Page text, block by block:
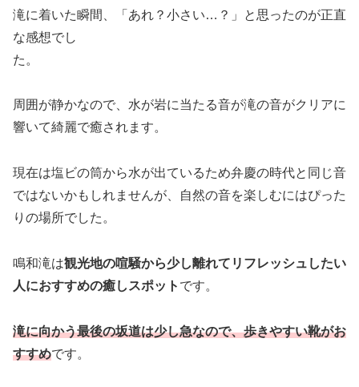
滝に着いた瞬間、「あれ？小さい…？」と思ったのが正直
な感想でし
た。
周囲が静かなので、水が岩に当たる音が滝の音がクリアに
響いて綺麗で癒されます。
現在は塩ビの筒から水が出ているため弁慶の時代と同じ音
ではないかもしれませんが、自然の音を楽しむにはぴった
りの場所でした。
鳴和滝は観光地の喧騒から少し離れてリフレッシュしたい
人におすすめの癒しスポット です。
滝に向かう最後の坂道は少し急なので、歩きやすい靴がお
すすめです。